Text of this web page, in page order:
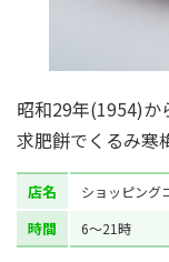
昭和29年(1954)か
求肥餅でくるみ寒
店名 ショッピング
時間 6～21時